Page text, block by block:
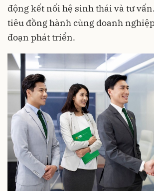
động kết nối hệ sinh thái và tư
tiêu đồng hành cùng doanh
đoạn phát triển.